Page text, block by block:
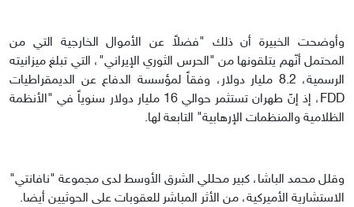
وأوضحت الخبيرة أن ذلك "فضلاً عن الأموال الخارجية التي من
المحتمل أنّهم يتلقونها من "الحرس الثوري الإيراني"، التي تبلغ ميزانيته
الرسمية، 8.2 مليار دولار، وفقاً لمؤسسة الدفاع عن الديمقراطيات
FDD، إذ إنّ طهران تستثمر حوالي 16 مليار دولار سنوياً في "الأنظمة
الظلامية والمنظمات الإرهابية" التابعة لها.
وقلل محمد الباشا، كبير محللي الشرق الأوسط لدى مجموعة "نافانتي"
الاستشارية الأميركية، من الأثر المباشر للعقوبات على الحوثيين أيضا.